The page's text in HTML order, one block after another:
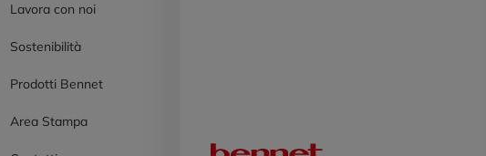
Lavora con noi
Sostenibilità
Prodotti Bennet
Area Stampa